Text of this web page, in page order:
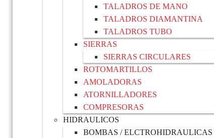
TALADROS DE MANO
TALADROS DIAMANTINA
TALADROS TUBO
SIERRAS
SIERRAS CIRCULARES
ROTOMARTILLOS
AMOLADORAS
ATORNILLADORES
COMPRESORAS
HIDRAULICOS
BOMBAS / ELCTROHIDRAULICAS